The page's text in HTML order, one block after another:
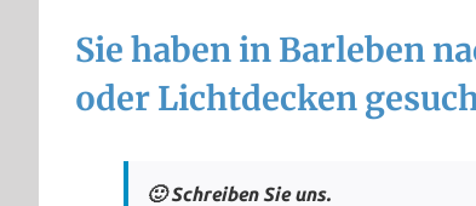
Sie haben in Barleben
oder Lichtdecken
🙂 Schreiben Sie uns.